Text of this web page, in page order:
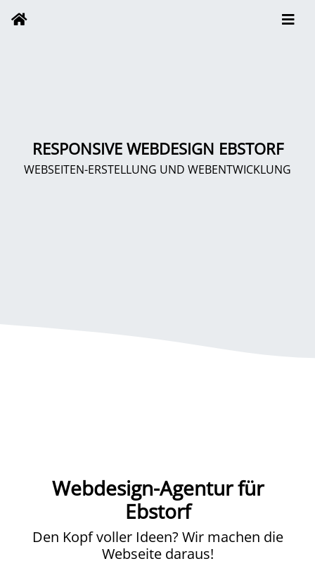
RESPONSIVE WEBDESIGN EBSTORF
WEBSEITEN-ERSTELLUNG UND WEBENTWICKLUNG
Webdesign-Agentur für
Ebstorf
Den Kopf voller Ideen? Wir machen die
Webseite daraus!